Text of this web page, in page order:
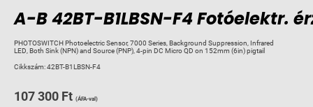
A-B 42BT-B1LBSN-F4 Fotóelektr.
PHOTOSWITCH Photoelectric Sensor, 7000 Series, Background Suppression, Infrared
LED, Both Sink (NPN) and Source (PNP), 4-pin DC Micro QD on 152mm (6in) pigtail
Cikkszám:42BT-B1LBSN-F4
107 300 Ft (ÁFA-val)